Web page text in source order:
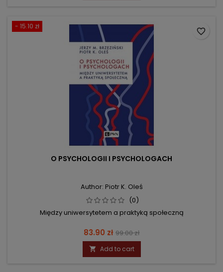
- 15.10 zł
O PSYCHOLOGII I PSYCHOLOGACH
Author: Piotr K. Oleś
(0)
Między uniwersytetem a praktyką społeczną
Price
83.90 zł Regular
price
99.00 zł
 Add to cart
favorite_border